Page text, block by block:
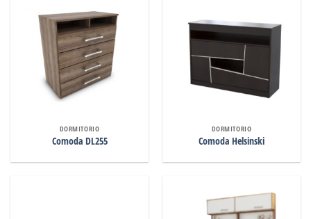
DORMITORIO
Comoda DL255
DORMITORIO
Comoda Helsinski